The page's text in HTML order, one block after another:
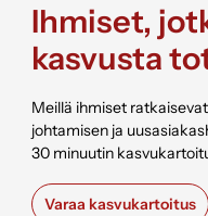
Ihmiset,
kasvusta
Meillä ihmiset
johtamisen ja
30 minuutin
Varaa kasvukartoitus